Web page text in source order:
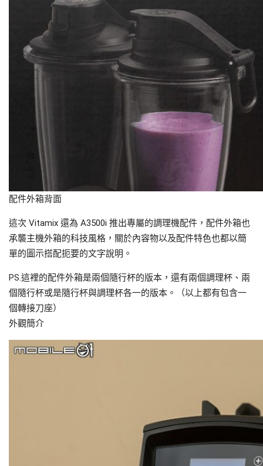
配件外箱背面
這次 Vitamix 還為 A3500i 推出專屬的調理機配件，配件外箱也
承襲主機外箱的科技風格，關於內容物以及配件特色也都以簡
單的圖示搭配扼要的文字說明。
PS.這裡的配件外箱是兩個隨行杯的版本，還有兩個調理杯、兩
個隨行杯或是隨行杯與調理杯各一的版本。（以上都有包含一
個轉接刀座）
外觀簡介